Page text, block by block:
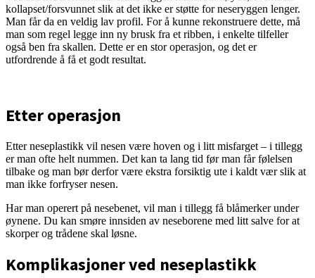
kollapset/forsvunnet slik at det ikke er støtte for neseryggen lenger.
Man får da en veldig lav profil. For å kunne rekonstruere dette, må
man som regel legge inn ny brusk fra et ribben, i enkelte tilfeller
også ben fra skallen. Dette er en stor operasjon, og det er
utfordrende å få et godt resultat.
Etter operasjon
Etter neseplastikk vil nesen være hoven og i litt misfarget – i tillegg
er man ofte helt nummen. Det kan ta lang tid før man får følelsen
tilbake og man bør derfor være ekstra forsiktig ute i kaldt vær slik at
man ikke forfryser nesen.
Har man operert på nesebenet, vil man i tillegg få blåmerker under
øynene. Du kan smøre innsiden av neseborene med litt salve for at
skorper og trådene skal løsne.
Komplikasjoner ved neseplastikk